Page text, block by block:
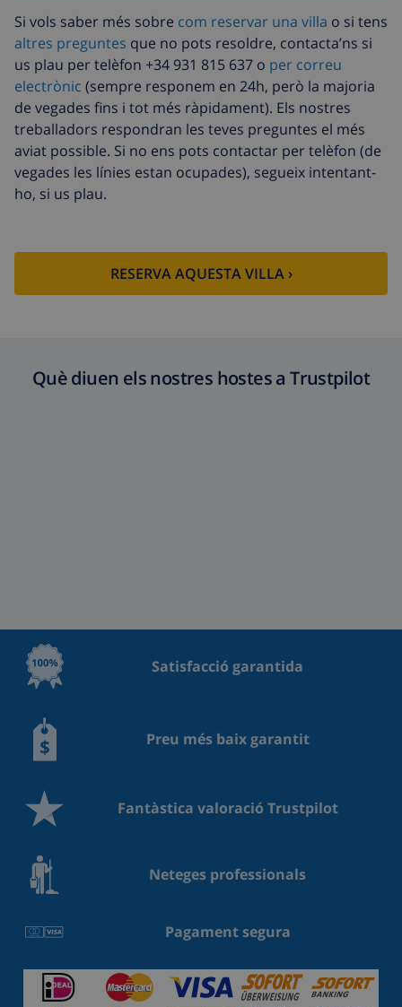
Llenca extra
17,59 USD per persona , A pagar a
l’arribada
Tovalloles extra
8,80 USD per persona , A pagar a
l’arribada
Sortida tardana
113,75 USD
Neteja extra
Basat en el consum d’energia
(52,77 USD/HOUR)
Fons de
Si vols saber més sobre com reservar una villa o si tens
altres preguntes que no pots resoldre, contacta’ns si
us plau per telèfon +34 931 815 637 o per correu
electrònic (sempre responem en 24h, però la majoria
de vegades fins i tot més ràpidament). Els nostres
treballadors respondran les teves preguntes el més
aviat possible. Si no ens pots contactar per telèfon (de
vegades les línies estan ocupades), segueix intentant-
ho, si us plau.
RESERVA AQUESTA VILLA ›
Què diuen els nostres hostes a Trustpilot
Satisfacció garantida
Preu més baix garantit
Fantàstica valoració Trustpilot
Neteges professionals
Pagament segura